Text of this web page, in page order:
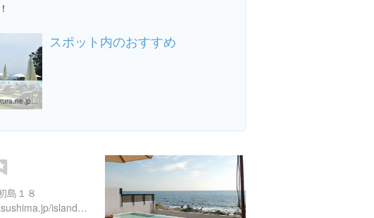
2008_0726_02.html
スポット内のおすすめ
島１８
http://www.hatsushima.jp/island/facilities/spa.html